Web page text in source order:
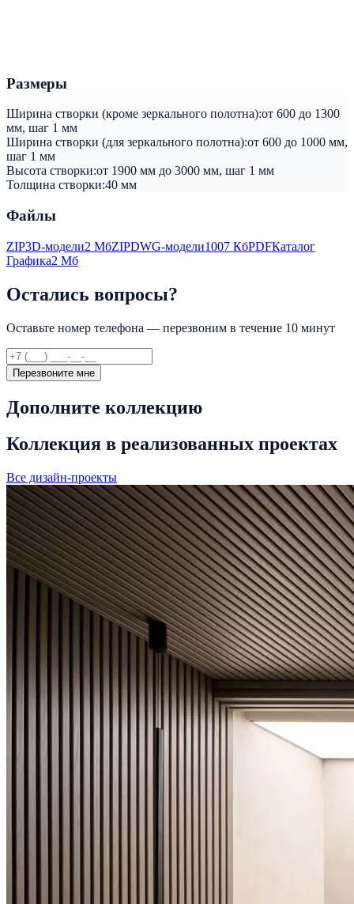
Размеры
Ширина створки (кроме зеркального полотна):от 600 до 1300
мм, шаг 1 мм
Ширина створки (для зеркального полотна):от 600 до 1000 мм,
шаг 1 мм
Высота створки:от 1900 мм до 3000 мм, шаг 1 мм
Толщина створки:40 мм
Файлы
ZIP3D-модели2 МбZIPDWG-модели1007 КбPDFКаталог
Графика2 Мб
Остались вопросы?
Оставьте номер телефона — перезвоним в течение 10 минут
Перезвоните мне
Дополните коллекцию
Коллекция в реализованных проектах
Все дизайн-проекты